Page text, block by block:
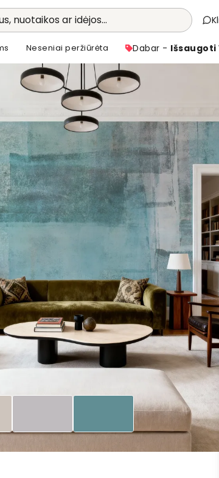
nuotaikos ar idėjos...
Neseniai peržiūrėta Dabar - Išsaugoti